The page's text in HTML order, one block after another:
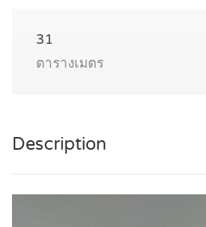
31
ตารางเมตร
Description